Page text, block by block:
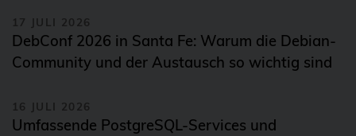
Grafana
Graphite
gyptazy
17 JULI 2026
DebConf 2026 in Santa Fe: Warum die Debian-
Community und der Austausch so wichtig sind
16 JULI 2026
Umfassende PostgreSQL-Services und